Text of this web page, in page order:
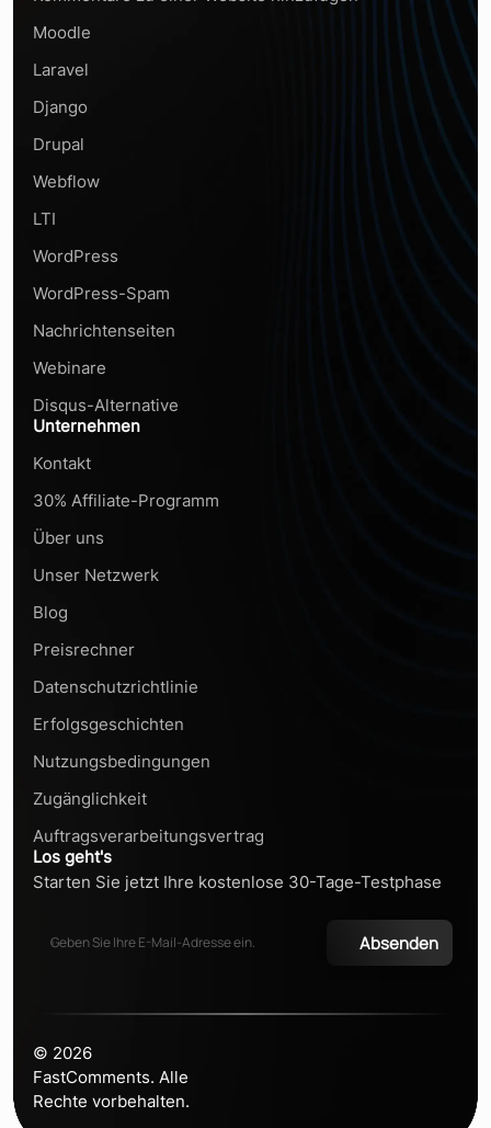
Moodle
Laravel
Django
Drupal
Webflow
LTI
WordPress
WordPress-Spam
Nachrichtenseiten
Webinare
Disqus-Alternative
Unternehmen
Kontakt
30% Affiliate-Programm
Über uns
Unser Netzwerk
Blog
Preisrechner
Datenschutzrichtlinie
Erfolgsgeschichten
Nutzungsbedingungen
Zugänglichkeit
Auftragsverarbeitungsvertrag
Los geht's
Starten Sie jetzt Ihre kostenlose 30-Tage-Testphase
Absenden
© 2026
FastComments. Alle
Rechte vorbehalten.